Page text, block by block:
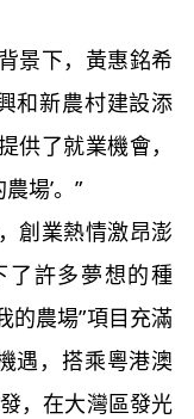
下，黃惠銘希
和新農村建設添
供了就業機會，
場’。”
業熱情激昂澎
了許多夢想的種
的農場”項目充滿
遇，搭乘粵港澳
，在大灣區發光